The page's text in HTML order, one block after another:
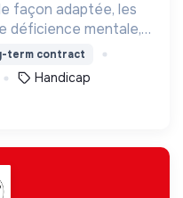
façon adaptée, les
déficience mentale,
term contract
Handicap